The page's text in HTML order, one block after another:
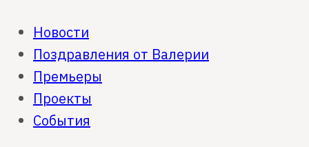
Новости
Поздравления от Валерии
Премьеры
Проекты
События